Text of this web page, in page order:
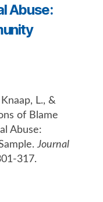
Abuse:
L., &
of Blame
Abuse:
Journal
317.